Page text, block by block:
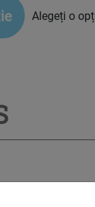
Alegeți o